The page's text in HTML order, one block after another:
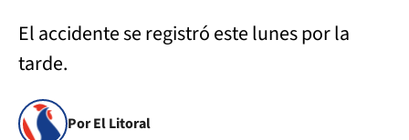
El accidente se registró este lunes por la
tarde.
Por El Litoral